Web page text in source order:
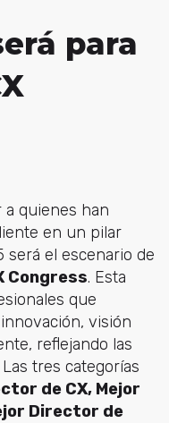
para
quienes han
en un pilar
será el escenario de
Congress. Esta
que
visión
reflejando las
tres categorías
de CX, Mejor
Director de